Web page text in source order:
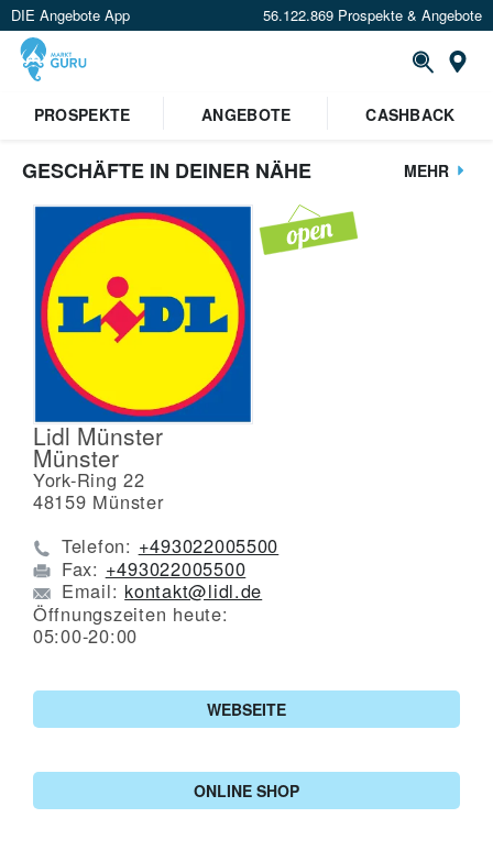
DIE Angebote App 56.122.869 Prospekte & Angebote
PROSPEKTE
ANGEBOTE CASHBACK
GESCHÄFTE IN DEINER NÄHE MEHR
Lidl Münster
Münster
York-Ring 22
48159 Münster
Telefon: +493022005500
Fax: +493022005500
Email: kontakt@lidl.de
Öffnungszeiten heute:
05:00-20:00
WEBSEITE
ONLINE SHOP